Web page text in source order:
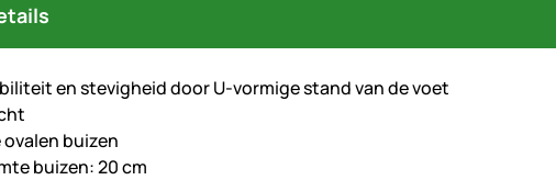
en stevigheid door U-vormige stand van de voet
ovalen buizen
buizen: 20 cm